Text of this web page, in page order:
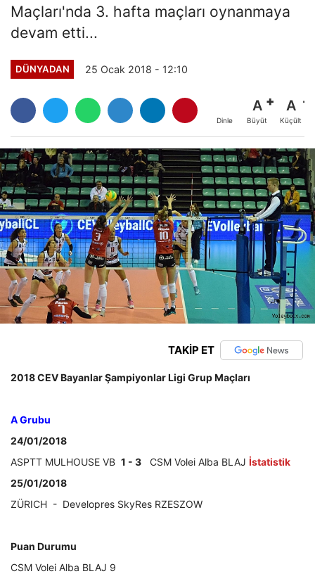
Maçları'nda 3. hafta maçları oynanmaya
devam etti...
DÜNYADAN 25 Ocak 2018 - 12:10
Dinle
A
Büyüt
A
Küçült
TAKİP ET
2018 CEV Bayanlar Şampiyonlar Ligi Grup Maçları
A Grubu
24/01/2018
ASPTT MULHOUSE VB 1 - 3 CSM Volei Alba BLAJ İstatistik
25/01/2018
ZÜRICH - Developres SkyRes RZESZOW
Puan Durumu
CSM Volei Alba BLAJ 9